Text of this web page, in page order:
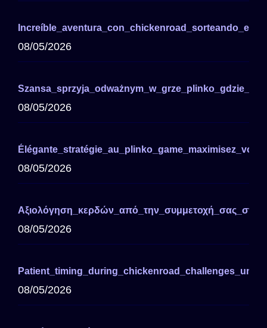
08/05/2026
08/05/2026
08/05/2026
Αξιολόγηση_κερδών_από_την_συμμετοχή_σας_στο
08/05/2026
08/05/2026